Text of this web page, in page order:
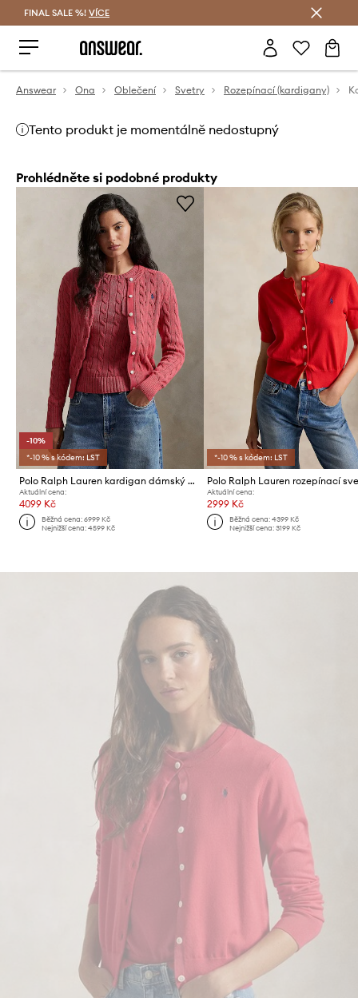
FINAL SALE %! VÍCE
Answear Ona Oblečení Svetry Rozepínací (kardigany)
Tento produkt je momentálně nedostupný
Prohlédněte si podobné produkty
-10%
*-10 % s kódem: LST
Polo Ralph Lauren kardigan dámský bavlněný
Aktuální cena:
4099 Kč
Běžná cena:6999 Kč
Nejnižší cena:4599 Kč
*-10 % s kódem: LST
Aktuální cena:
2999 Kč
Běžná cena: 4399 Kč
Nejnižší cena: 3199 Kč